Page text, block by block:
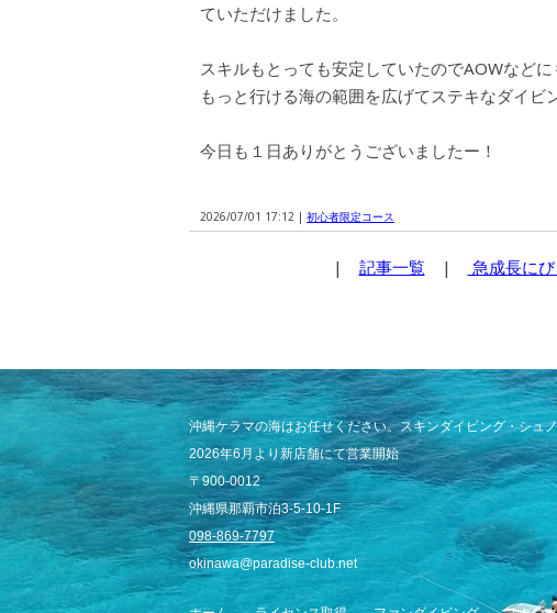
ていただけました。
スキルもとっても安定していたのでAOWなど
もっと行ける海の範囲を広げてステキなダイビ
今日も１日ありがとうございましたー！
2026/07/01 17:12 | 初心者限定コース
| 記事一覧| 急成長に
沖縄ケラマの海はお任せください。スキンダイビング・シュ
2026年6月より新店舗にて営業開始
〒900-0012
沖縄県那覇市泊3-5-10-1F
098-869-7797
okinawa@paradise-club.net